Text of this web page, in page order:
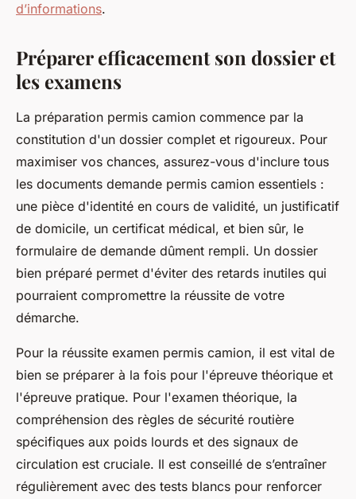
d’informations.
Préparer efficacement son dossier et
les examens
La préparation permis camion commence par la
constitution d'un dossier complet et rigoureux. Pour
maximiser vos chances, assurez-vous d'inclure tous
les documents demande permis camion essentiels :
une pièce d'identité en cours de validité, un justificatif
de domicile, un certificat médical, et bien sûr, le
formulaire de demande dûment rempli. Un dossier
bien préparé permet d'éviter des retards inutiles qui
pourraient compromettre la réussite de votre
démarche.
Pour la réussite examen permis camion, il est vital de
bien se préparer à la fois pour l'épreuve théorique et
l'épreuve pratique. Pour l'examen théorique, la
compréhension des règles de sécurité routière
spécifiques aux poids lourds et des signaux de
circulation est cruciale. Il est conseillé de s’entraîner
régulièrement avec des tests blancs pour renforcer